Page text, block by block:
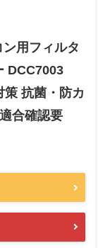
用フィルタ
DCC7003
策 抗菌・防カ
合確認要